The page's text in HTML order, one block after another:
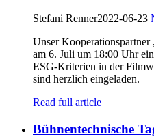
Stefani Renner2022-06-23
Unser Kooperationspartner
am 6. Juli um 18:00 Uhr
ESG-Kriterien in der
sind herzlich eingeladen.
Read full article
Bühnentechnische